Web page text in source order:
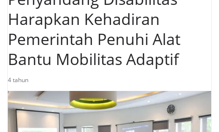
Harapkan Kehadiran
Pemerintah Penuhi Alat
Bantu Mobilitas Adaptif
4 tahun